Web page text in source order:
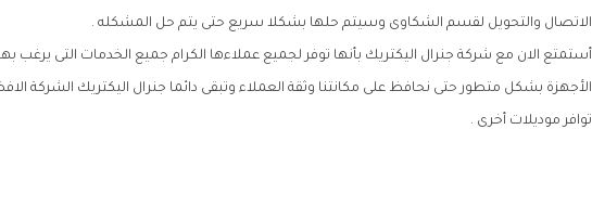
الاتصال والتحويل لقسم الشكاوى وسيتم حلها بشكلا سريع حتى يتم حل المشكله .
أستمتع الان مع شركة جنرال اليكتريك بأنها توفر لجميع عملاءها الكرام جميع الخدمات التى يرغب
الأجهزة بشكل متطور حتى نحافظ على مكانتنا وثقة العملاء وتبقى دائما جنرال اليكتريك الشركة
توافر موديلات أخرى .